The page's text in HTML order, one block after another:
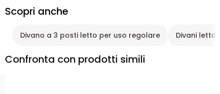
Scopri anche
Divano a 3 posti letto per uso regolare Divani
Confronta con prodotti simili